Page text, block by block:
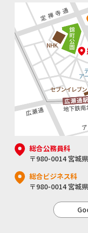
総合公務員科
〒980-0014 宮城
総合ビジネス科
〒980-0014 宮城